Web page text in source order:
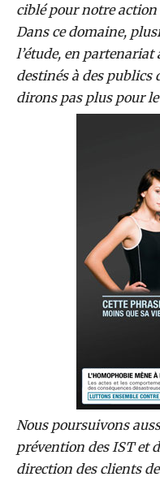
ciblé pour notre action
Dans ce domaine,
l’étude, en partenariat
destinés à des publics
dirons pas plus pour
Nous poursuivons
prévention des IST et
direction des clients